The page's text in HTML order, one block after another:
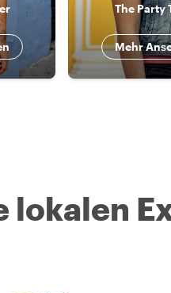
The Party
Mehr
lokalen